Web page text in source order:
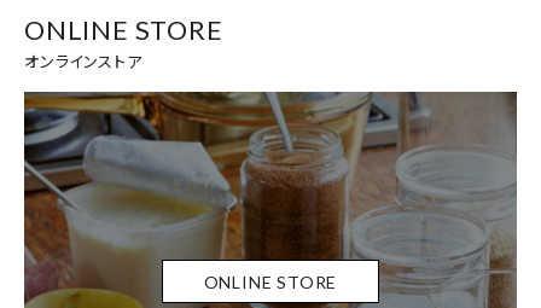
ONLINE STORE
オンラインストア
ONLINE STORE